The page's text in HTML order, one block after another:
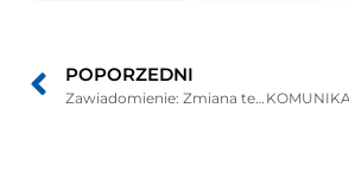
POPORZEDNI
Zawiadomienie: Zmiana terminu badmintona na 8 marca!